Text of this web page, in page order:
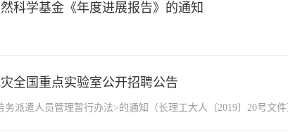
科学基金《年度进展报告》的通知
全国重点实验室公开招聘公告
派遣人员管理暂行办法>的通知（长理工大人〔2019〕20号文